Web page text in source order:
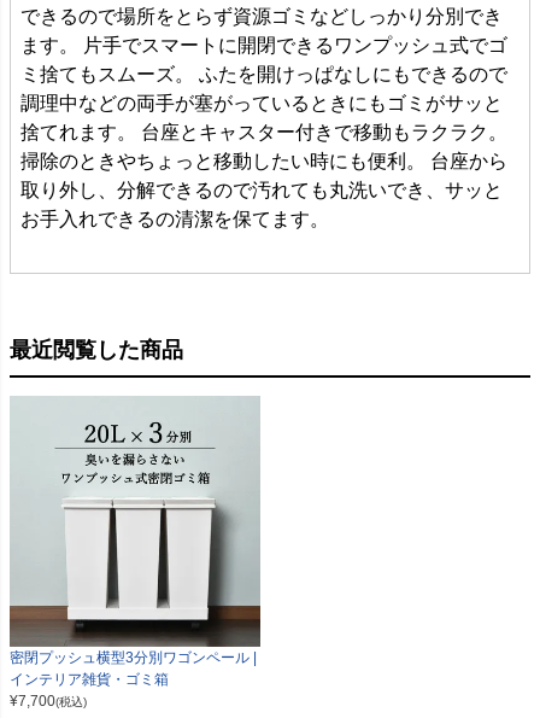
できるので場所をとらず資源ゴミなどしっかり分別でき
ます。 片手でスマートに開閉できるワンプッシュ式でゴ
ミ捨てもスムーズ。 ふたを開けっぱなしにもできるので
調理中などの両手が塞がっているときにもゴミがサッと
捨てれます。 台座とキャスター付きで移動もラクラク。
掃除のときやちょっと移動したい時にも便利。 台座から
取り外し、分解できるので汚れても丸洗いでき、サッと
お手入れできるの清潔を保てます。
最近閲覧した商品
密閉プッシュ横型3分別ワゴンペール |
インテリア雑貨・ゴミ箱
¥7,700(税込)